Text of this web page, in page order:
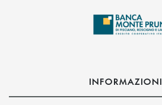
INFORMAZIONI